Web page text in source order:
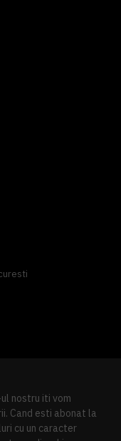
nostru iti vom
Cand esti abonat la
cu un caracter